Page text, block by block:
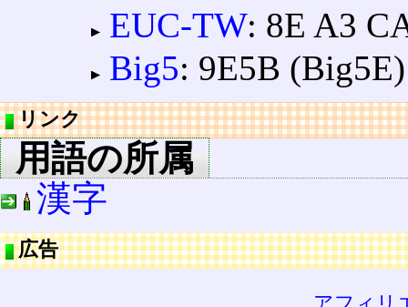
EUC-TW: 8E A3
Big5: 9E5B (Big5E)
リンク
用語の所属
漢字
広告